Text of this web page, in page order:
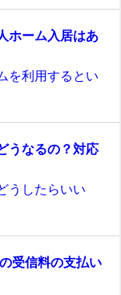
ホーム入居はあ
を利用するとい
うなるの？対応
うしたらいい
受信料の支払い